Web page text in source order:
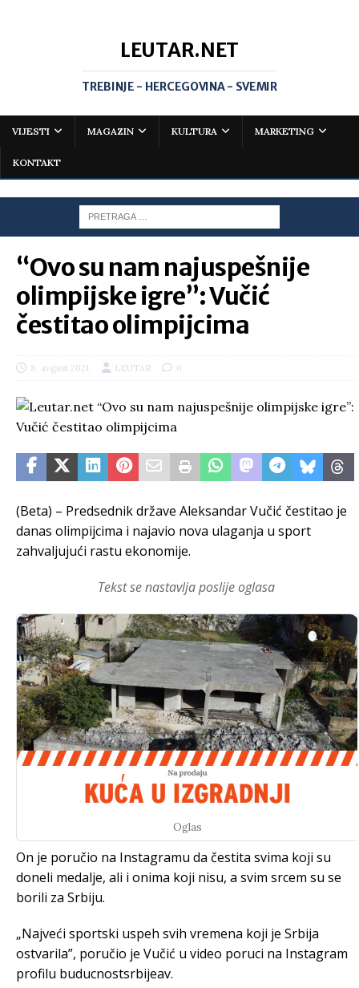
LEUTAR.NET
TREBINJE - HERCEGOVINA - SVEMIR
VIJESTI MAGAZIN KULTURA MARKETING
KONTAKT
“Ovo su nam najuspešnije
olimpijske igre”: Vučić
čestitao olimpijcima
8. avgust 2021. LEUTAR 0
(Beta) – Predsednik države Aleksandar Vučić čestitao je
danas olimpijcima i najavio nova ulaganja u sport
zahvaljujući rastu ekonomije.
Tekst se nastavlja poslije oglasa
Oglas
On je poručio na Instagramu da čestita svima koji su
doneli medalje, ali i onima koji nisu, a svim srcem su se
borili za Srbiju.
„Najveći sportski uspeh svih vremena koji je Srbija
ostvarila”, poručio je Vučić u video poruci na Instagram
profilu buducnostsrbijeav.